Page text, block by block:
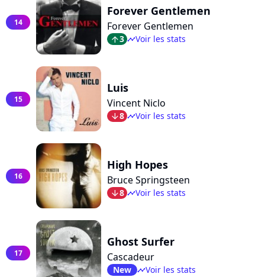
14
Forever Gentlemen
Forever Gentlemen
arrow_top3 timelineVoir les stats
15
Luis
Vincent Niclo
arrow_bot8 timelineVoir les stats
16
High Hopes
Bruce Springsteen
arrow_bot8 timelineVoir les stats
17
Ghost Surfer
Cascadeur
New timelineVoir les stats